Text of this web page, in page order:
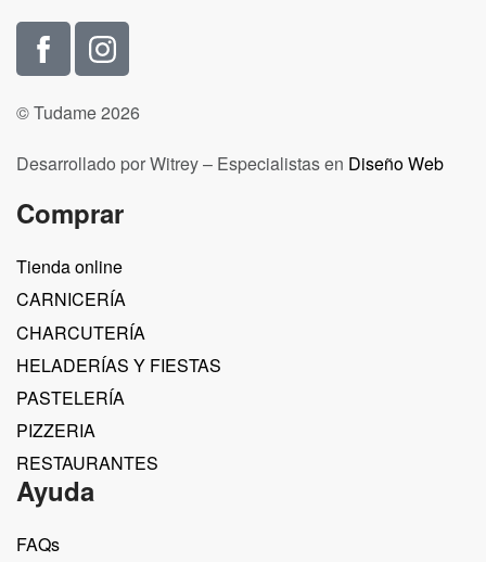
© Tudame 2026
Desarrollado por Witrey – Especialistas en Diseño Web
Comprar
Tienda online
CARNICERÍA
CHARCUTERÍA
HELADERÍAS Y FIESTAS
PASTELERÍA
PIZZERIA
RESTAURANTES
Ayuda
FAQs